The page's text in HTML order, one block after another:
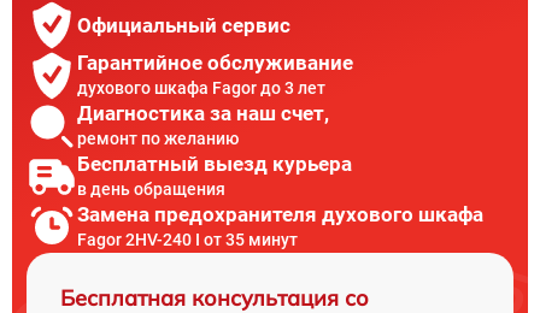
Официальный сервис
Гарантийное обслуживание
духового шкафа Fagor до 3 лет
Диагностика за наш счет,
ремонт по желанию
Бесплатный выезд курьера
в день обращения
Замена предохранителя духового шкафа
Fagor 2HV-240 I от 35 минут
Бесплатная консультация со